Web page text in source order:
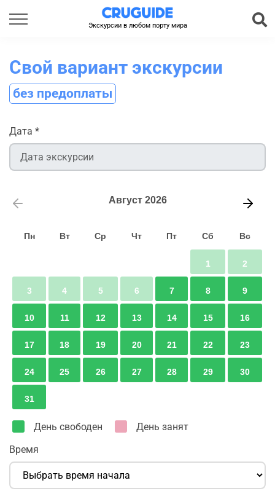
Экскурсии в любом порту мира
Свой вариант экскурсии
без предоплаты
Дата *
Август 2026
Пн Вт Ср Чт Пт Сб Вс
1 2
3 4 5 6 7 8 9
10 11 12 13 14 15 16
17 18 19 20 21 22 23
24 25 26 27 28 29 30
31
День свободен
День занят
Время